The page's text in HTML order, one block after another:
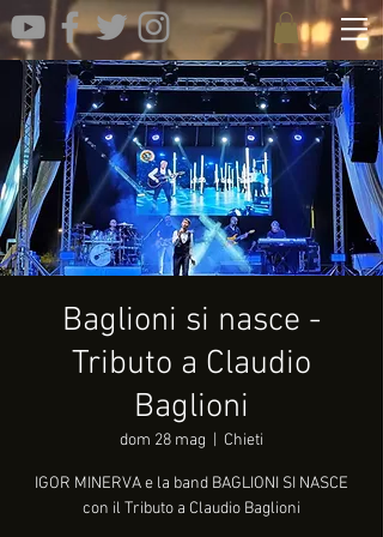
Baglioni si nasce -
Tributo a Claudio
Baglioni
dom 28 mag Chieti
IGOR MINERVA e la band BAGLIONI SI NASCE
con il Tributo a Claudio Baglioni